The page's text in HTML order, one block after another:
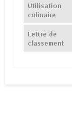
Utilisation
culinaire
Lettre de
classement